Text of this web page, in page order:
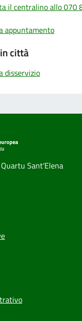
il centralino allo 070
appuntamento
città
disservizio
Sant'Elena